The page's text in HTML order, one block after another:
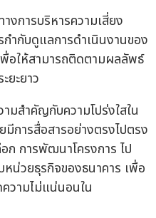
การบริหารความเสี่ยง
ำกับดูแลการดำเนินงานของ
อให้สามารถติดตามผลลัพธ์
ยะยาว
สำคัญกับความโปร่งใสใน
การสื่อสารอย่างตรงไปตรง
ก การพัฒนาโครงการ ไป
น่วยธุรกิจของธนาคาร เพื่อ
ความไม่แน่นอนใน